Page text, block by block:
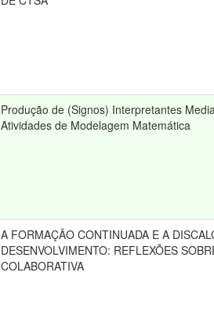
Produção de (Signos) Interpretantes
Atividades de Modelagem Matemática
A FORMAÇÃO CONTINUADA E A
DESENVOLVIMENTO: REFLEXÕES
COLABORATIVA